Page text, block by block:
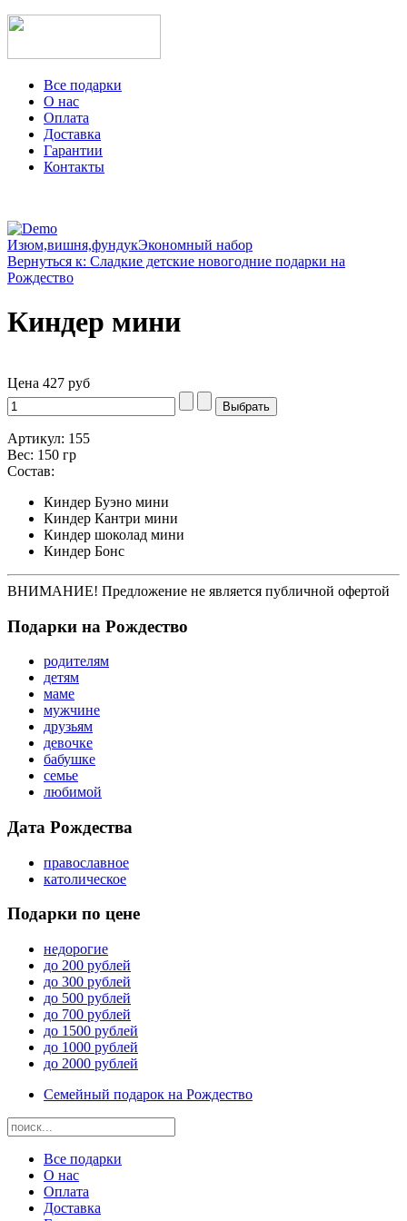
Все подарки
О нас
Оплата
Доставка
Гарантии
Контакты
Изюм,вишня,фундукЭкономный набор
Вернуться к: Сладкие детские новогодние подарки на
Рождество
Киндер мини
Цена 427 руб
Артикул: 155
Вес: 150 гр
Состав:
Киндер Буэно мини
Киндер Кантри мини
Киндер шоколад мини
Киндер Бонс
ВНИМАНИЕ! Предложение не является публичной офертой
Подарки на Рождество
родителям
детям
маме
мужчине
друзьям
девочке
бабушке
семье
любимой
Дата Рождества
православное
католическое
Подарки по цене
недорогие
до 200 рублей
до 300 рублей
до 500 рублей
до 700 рублей
до 1500 рублей
до 1000 рублей
до 2000 рублей
Семейный подарок на Рождество
Все подарки
О нас
Оплата
Доставка